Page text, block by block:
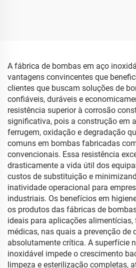
A fábrica de bombas em aço
vantagens convincentes que
clientes que buscam soluções de
confiáveis, duráveis e
resistência superior à corrosão
significativa, pois a construção em
ferrugem, oxidação e degradação
comuns em bombas fabricadas
convencionais. Essa resistência
drasticamente a vida útil dos
custos de substituição e
inatividade operacional para
industriais. Os benefícios em
os produtos das fábricas de
ideais para aplicações
médicas, nas quais a prevenção de
absolutamente crítica. A superfície
inoxidável impede o crescimento
limpeza e esterilização completas,